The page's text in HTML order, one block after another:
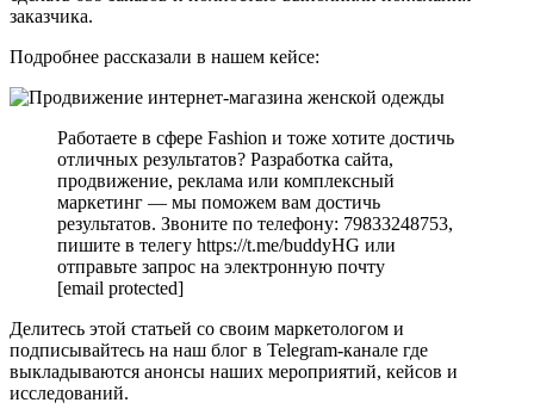
заказчика.
Подробнее рассказали в нашем кейсе:
Работаете в сфере Fashion и тоже хотите достичь
отличных результатов? Разработка сайта,
продвижение, реклама или комплексный
маркетинг — мы поможем вам достичь
результатов. Звоните по телефону: 79833248753,
пишите в телегу https://t.me/buddyHG или
отправьте запрос на электронную почту
[email protected]
Делитесь этой статьей со своим маркетологом и
подписывайтесь на наш блог в Telegram-канале где
выкладываются анонсы наших мероприятий, кейсов и
исследований.